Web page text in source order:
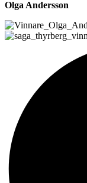
Olga Andersson